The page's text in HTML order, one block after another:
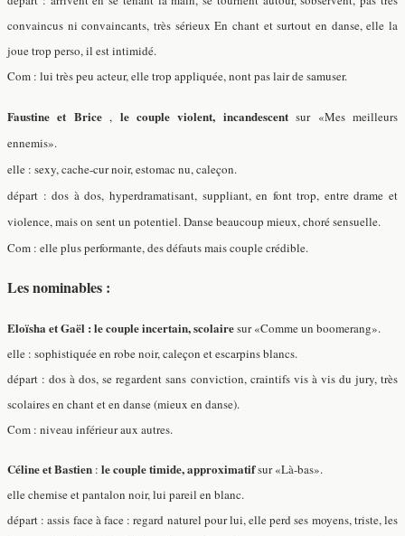
convaincus ni convaincants, très sérieux En chant et surtout en danse, elle la
joue trop perso, il est intimidé.
Com : lui très peu acteur, elle trop appliquée, nont pas lair de samuser.
Faustine et Brice, le couple violent, incandescentsur «Mes meilleurs
ennemis».
elle : sexy, cache-cur noir, estomac nu, caleçon.
départ : dos à dos, hyperdramatisant, suppliant, en font trop, entre drame et
violence, mais on sent un potentiel. Danse beaucoup mieux, choré sensuelle.
Com : elle plus performante, des défauts mais couple crédible.
Les nominables :
Eloïsha et Gaël : le couple incertain, scolairesur «Comme un boomerang».
elle : sophistiquée en robe noir, caleçon et escarpins blancs.
départ : dos à dos, se regardent sans conviction, craintifs vis à vis du jury, très
scolaires en chant et en danse (mieux en danse).
Com : niveau inférieur aux autres.
Céline et Bastien : le couple timide, approximatifsur «Là-bas».
elle chemise et pantalon noir, lui pareil en blanc.
départ : assis face à face : regard naturel pour lui, elle perd ses moyens, triste, les